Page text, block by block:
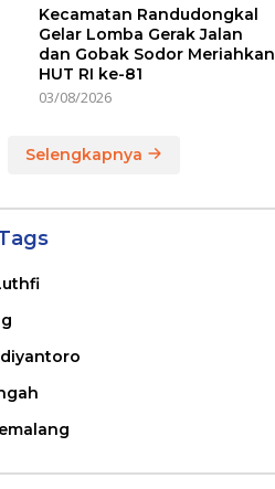
Kecamatan Randudongkal
Gelar Lomba Gerak Jalan
dan Gobak Sodor Meriahkan
HUT RI ke-81
03/08/2026
Selengkapnya